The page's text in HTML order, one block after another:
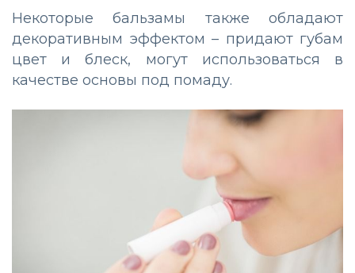
Некоторые бальзамы также обладают
декоративным эффектом – придают губам
цвет и блеск, могут использоваться в
качестве основы под помаду.